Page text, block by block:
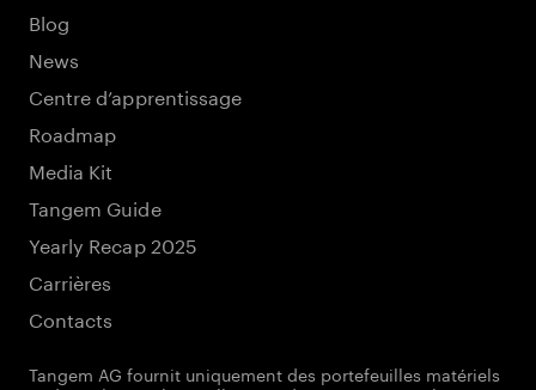
Blog
News
Centre d’apprentissage
Roadmap
Media Kit
Tangem Guide
Yearly Recap 2025
Carrières
Contacts
Tangem AG fournit uniquement des portefeuilles matériels